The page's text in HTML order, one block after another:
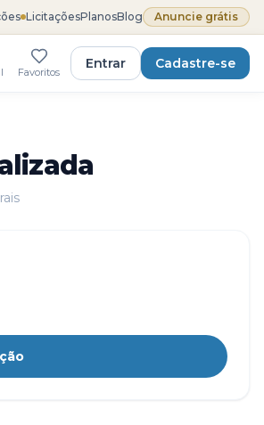
LicitaçõesPlanosBlog Anuncie grátis
Favoritos
Entrar Cadastre-se